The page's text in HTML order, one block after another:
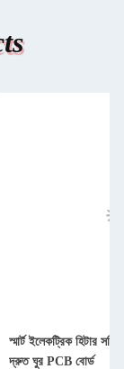
স্মার্ট ইলেকট্রিক হিটার
দ্রুত ঘুর PCB বোর্ড